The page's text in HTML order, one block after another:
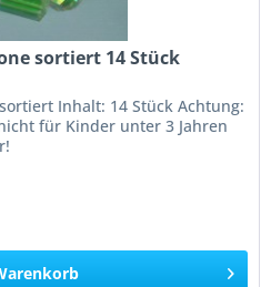
sortiert 14 Stück
Inhalt: 14 Stück Achtung:
für Kinder unter 3 Jahren